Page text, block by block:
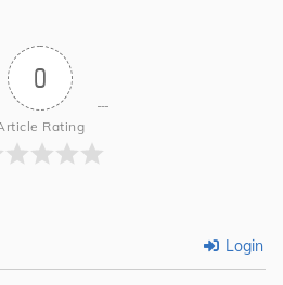
0
Rating
Login